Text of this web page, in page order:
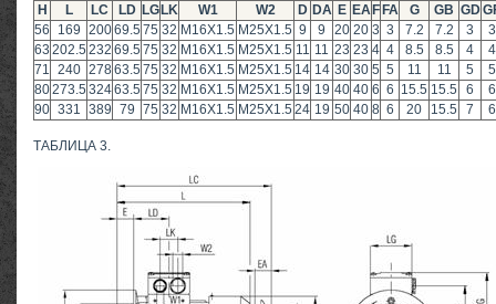
Н
L LC LD LGLK W1 W2 D DA E EAFFA G GB GD
56
169 20069.5 75 32 M16X1.5 M25X1.5 9 9 20 20 3 3 7.2 7.2 3
3
63 202.5 232 69.5 75 32 M16X1.5 M25X1.5 11 11 23 23 4 4 8.5 8.5 4
4
71
240 27863.5 75 32 M16X1.5 M25X1.5 14 14 30 30 5 5 11 11 5
5
80273.5 32463.5 75 32 M16X1.5 M25X1.5 19 19 40 40 6 6 15.5 15.5 6
6
90 331 389 79 75 32 M16X1.5 M25X1.5 24 19 50 40 8 6 20 15.5 7 6
ТАБЛИЦА 3.